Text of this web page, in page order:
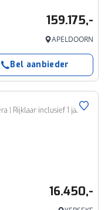
159.175,-
APELDOORN
Bel aanbieder
3.0 TDV6 HSE | Stoelverw. / koeling | Camera | Rijklaar inclusief 1 jaar BOVAG garantie!
16.450,-